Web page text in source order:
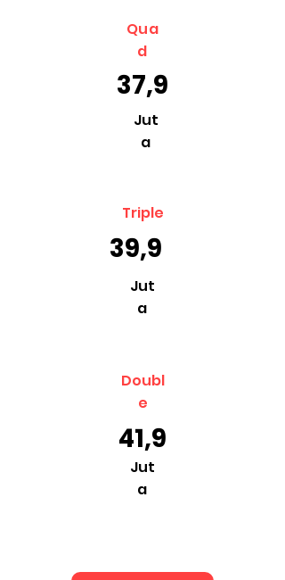
Qua
d
37,9
Jut
a
Triple
39,9
Jut
a
Doubl
e
41,9
Jut
a